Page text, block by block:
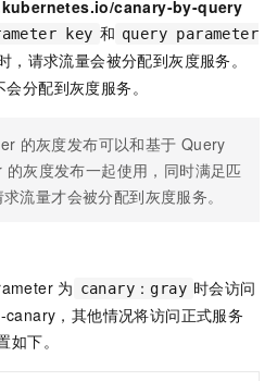
canary-by-query
key 和 query parameter
，请求流量会被分配到灰度服务。
分配到灰度服务。
的灰度发布可以和基于 Query
的灰度发布一起使用，同时满足匹
流量才会被分配到灰度服务。
为 canary：gray 时会访问
，其他情况将访问正式服务
下。